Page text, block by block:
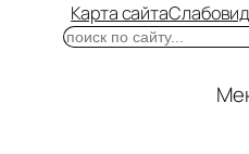
Карта сайта
Поиск